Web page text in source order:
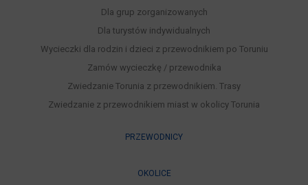
Dla grup zorganizowanych
Dla turystów indywidualnych
Wycieczki dla rodzin i dzieci z przewodnikiem po Toruniu
Zamów wycieczkę / przewodnika
Zwiedzanie Torunia z przewodnikiem. Trasy
Zwiedzanie z przewodnikiem miast w okolicy Torunia
PRZEWODNICY
OKOLICE